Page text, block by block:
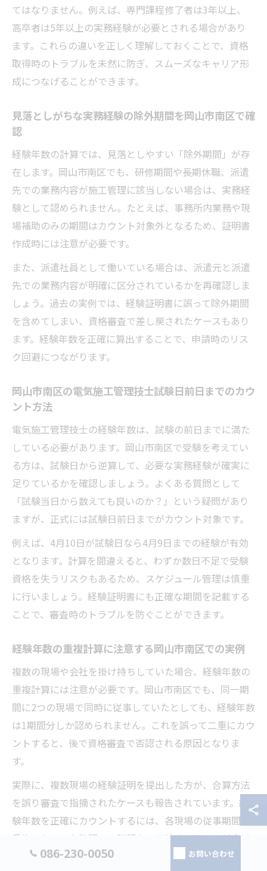
てはなりません。例えば、専門課程修了者は3年以上、
高卒者は5年以上の実務経験が必要とされる場合があり
ます。これらの違いを正しく理解しておくことで、資格
取得時のトラブルを未然に防ぎ、スムーズなキャリア形
成につなげることができます。
見落としがちな実務経験の除外期間を岡山市南区で確
認
経験年数の計算では、見落としやすい「除外期間」が存
在します。岡山市南区でも、研修期間や長期休職、派遣
先での業務内容が施工管理に該当しない場合は、実務経
験として認められません。たとえば、事務所内業務や現
場補助のみの期間はカウント対象外となるため、証明書
作成時には注意が必要です。
また、派遣社員として働いている場合は、派遣元と派遣
先での業務内容が明確に区分されているかを再確認しま
しょう。過去の実例では、経験証明書に誤って除外期間
を含めてしまい、資格審査で差し戻されたケースもあり
ます。経験年数を正確に算出することで、申請時のリス
ク回避につながります。
岡山市南区の電気施工管理技士試験日前日までのカウ
ント方法
電気施工管理技士の経験年数は、試験の前日までに満た
している必要があります。岡山市南区で受験を考えてい
る方は、試験日から逆算して、必要な実務経験が確実に
足りているかを確認しましょう。よくある質問として
「試験当日から数えても良いのか？」という疑問があり
ますが、正式には試験日前日までがカウント対象です。
例えば、4月10日が試験日なら4月9日までの経験が有効
となります。計算を間違えると、わずか数日不足で受験
資格を失うリスクもあるため、スケジュール管理は慎重
に行いましょう。経験証明書にも正確な期間を記載する
ことで、審査時のトラブルを防ぐことができます。
経験年数の重複計算に注意する岡山市南区での実例
複数の現場や会社を掛け持ちしていた場合、経験年数の
重複計算には注意が必要です。岡山市南区でも、同一期
間に2つの現場で同時に従事していたとしても、経験年数
は1期間分しか認められません。これを誤って二重にカウ
ントすると、後で資格審査で否認される原因となりま
す。
実際に、複数現場の経験証明を提出した方が、合算方法
を誤り審査で指摘されたケースも報告されています。経
験年数を正確にカウントするには、各現場の従事期間が
重複しないよう整理し、証明書に反映させることが大切
です。転職や派遣の場合も、在籍証明や業務内容の詳細
086-230-0050 お問い合わせ